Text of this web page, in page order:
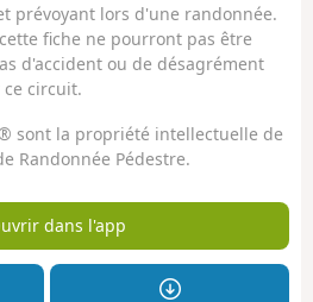
prévoyant lors d'une randonnée.
fiche ne pourront pas être
d'accident ou de désagrément
circuit.
sont la propriété intellectuelle de
Randonnée Pédestre.
dans l'app